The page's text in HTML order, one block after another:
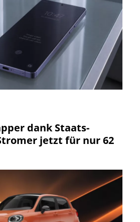
dank Staats-
jetzt für nur 62